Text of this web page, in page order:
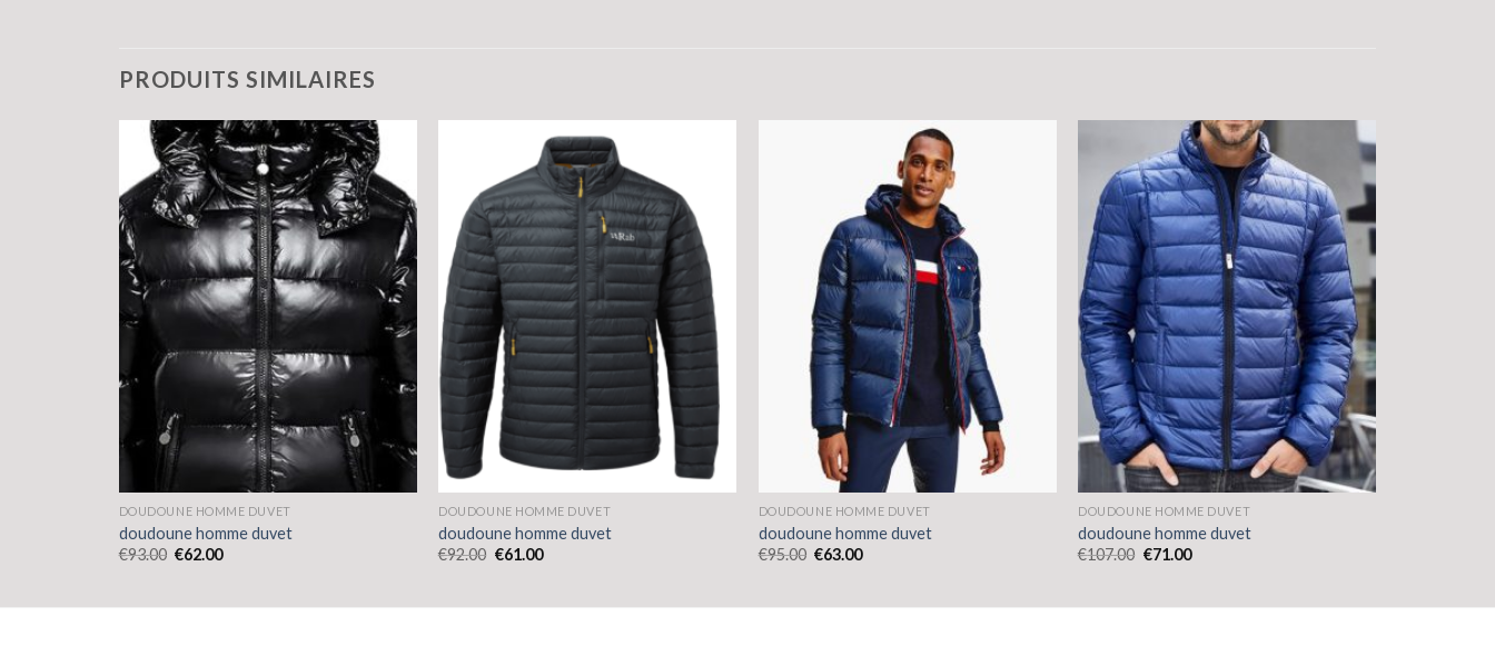
PRODUITS SIMILAIRES
DOUDOUNE HOMME DUVET
doudoune homme duvet
€93.00 €62.00
DOUDOUNE HOMME DUVET
doudoune homme duvet
€92.00 €61.00
DOUDOUNE HOMME DUVET
doudoune homme duvet
€95.00 €63.00
DOUDOUNE HOMME DUVET
doudoune homme duvet
€107.00 €71.00